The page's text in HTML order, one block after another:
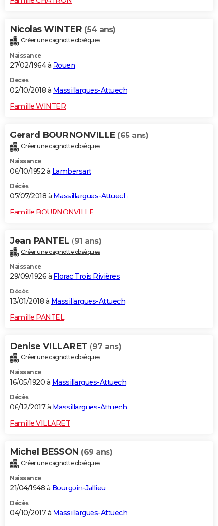
Nicolas WINTER (54 ans)
Créer une cagnotte obsèques
Naissance
27/02/1964 à Rouen
Décès
02/10/2018 à Massillargues-Attuech
Famille WINTER
Gerard BOURNONVILLE (65 ans)
Créer une cagnotte obsèques
Naissance
06/10/1952 à Lambersart
Décès
07/07/2018 à Massillargues-Attuech
Famille BOURNONVILLE
Jean PANTEL (91 ans)
Créer une cagnotte obsèques
Naissance
29/09/1926 à Florac Trois Rivières
Décès
13/01/2018 à Massillargues-Attuech
Famille PANTEL
Denise VILLARET (97 ans)
Créer une cagnotte obsèques
Naissance
16/05/1920 à Massillargues-Attuech
Décès
06/12/2017 à Massillargues-Attuech
Famille VILLARET
Michel BESSON (69 ans)
Créer une cagnotte obsèques
Naissance
21/04/1948 à Bourgoin-Jallieu
Décès
04/10/2017 à Massillargues-Attuech